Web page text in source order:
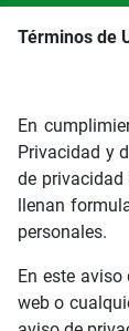
Términos de
En
Privacidad y
de privacidad
llenan
personales.
En este
web o